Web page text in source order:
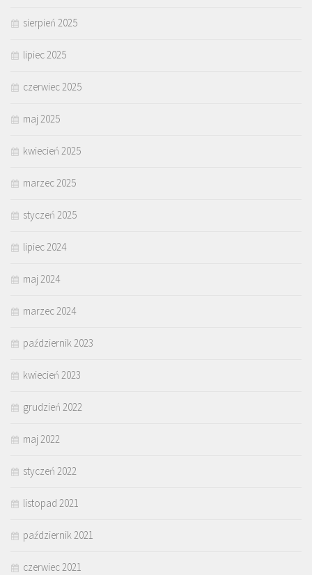
sierpień 2025
lipiec 2025
czerwiec 2025
maj 2025
kwiecień 2025
marzec 2025
styczeń 2025
lipiec 2024
maj 2024
marzec 2024
październik 2023
kwiecień 2023
grudzień 2022
maj 2022
styczeń 2022
listopad 2021
październik 2021
czerwiec 2021